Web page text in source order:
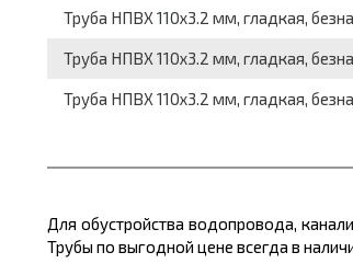
Труба НПВХ 110x3.2 мм, гладкая,
Труба НПВХ 110x3.2 мм, гладкая,
Труба НПВХ 110x3.2 мм, гладкая,
Для обустройства водопровода,
Трубы по выгодной цене всегда в